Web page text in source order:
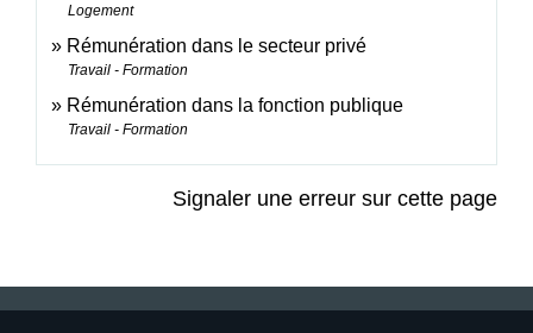
Logement
Rémunération dans le secteur privé
Travail - Formation
Rémunération dans la fonction publique
Travail - Formation
Signaler une erreur sur cette page